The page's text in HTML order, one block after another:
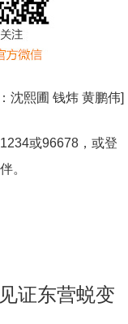
沈熙圃 钱炜 黄鹏伟]
或96678，或登
。
证东营蜕变